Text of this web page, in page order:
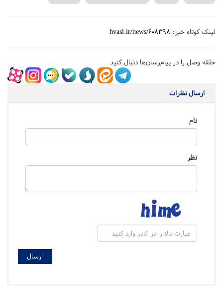
لینک کوتاه خبر: hvasl.ir/news/608398
حلقه وصل را در پیام‌رسان‌ها دنبال کنید
ارسال نظرات
نام
نظر